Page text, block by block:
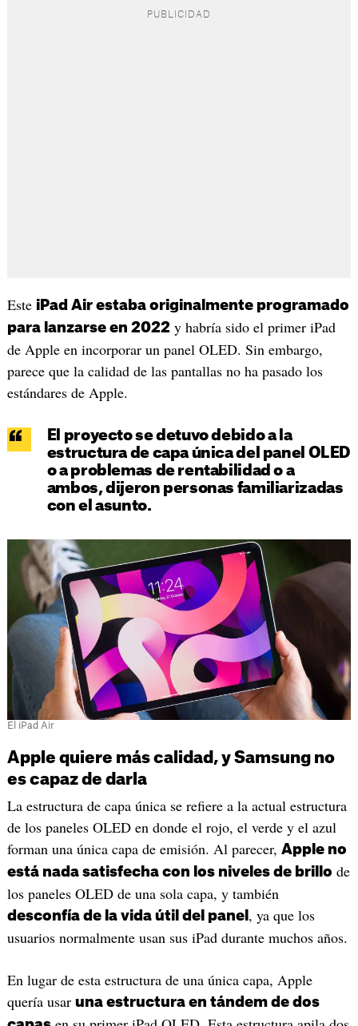
Este iPad Air estaba originalmente programado
para lanzarse en 2022 y habría sido el primer iPad
de Apple en incorporar un panel OLED. Sin embargo,
parece que la calidad de las pantallas no ha pasado los
estándares de Apple.
El proyecto se detuvo debido a la
estructura de capa única del panel OLED
o a problemas de rentabilidad o a
ambos, dijeron personas familiarizadas
con el asunto.
El iPad Air
Apple quiere más calidad, y Samsung no
es capaz de darla
La estructura de capa única se refiere a la actual estructura
de los paneles OLED en donde el rojo, el verde y el azul
forman una única capa de emisión. Al parecer, Apple no
está nada satisfecha con los niveles de brillo de
los paneles OLED de una sola capa, y también
desconfía de la vida útil del panel , ya que los
usuarios normalmente usan sus iPad durante muchos años.
En lugar de esta estructura de una única capa, Apple
quería usar una estructura en tándem de dos